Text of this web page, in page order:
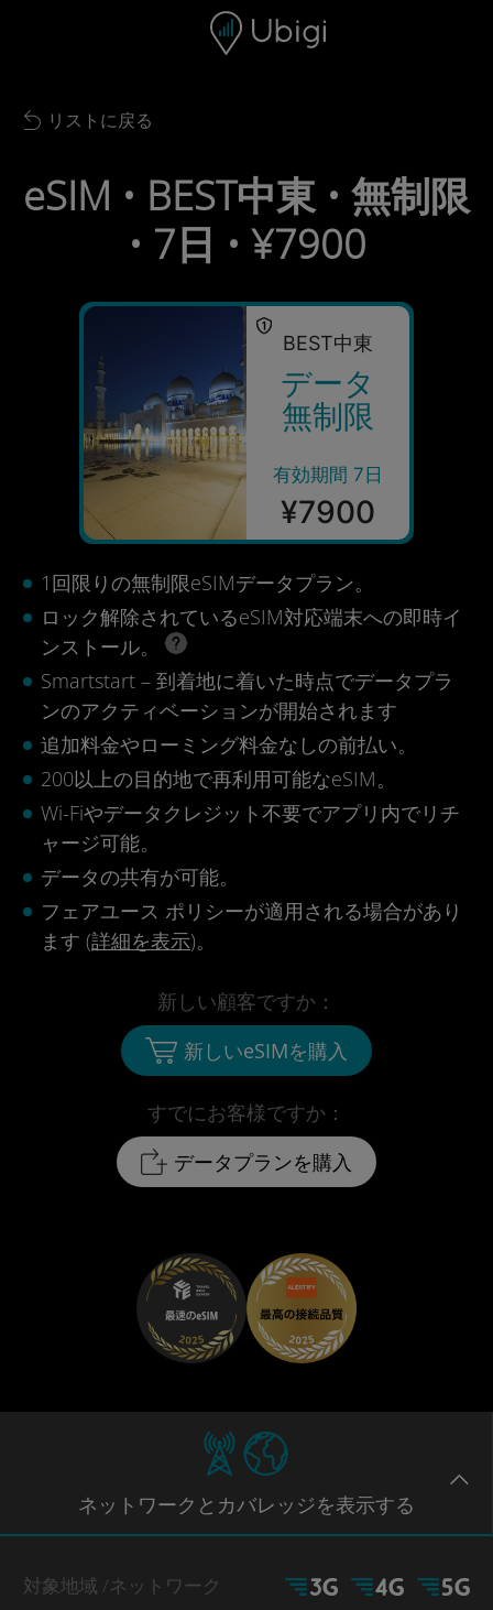
ナビゲーションバー フッター
Back to list
リストに戻る
eSIM • BEST中東 • 無制限
• 7日 • ¥7900
BEST中東
データ
無制限
有効期間 7日
¥7900
1回限りの無制限eSIMデータプラン。
ロック解除されているeSIM対応端末への即時イ
ンストール。
Smartstart – 到着地に着いた時点でデータプラ
ンのアクティベーションが開始されます
追加料金やローミング料金なしの前払い。
200以上の目的地で再利用可能なeSIM。
Wi-Fiやデータクレジット不要でアプリ内でリチ
ャージ可能。
データの共有が可能。
フェアユース ポリシーが適用される場合があり
ます (詳細を表示)。
すでにお客様ですか：
データプランを購入
新しい顧客ですか：
新しいeSIMを購入
ネットワークとカバレッジを表示する
対象地域 /ネットワーク